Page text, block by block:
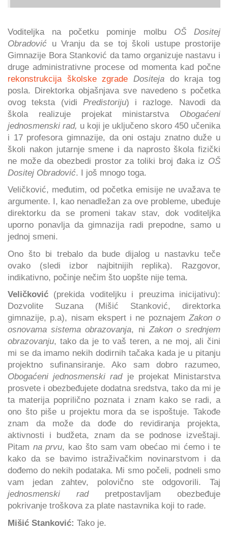
Voditeljka na početku pominje molbu OŠ Dositej
Obradović u Vranju da se toj školi ustupe prostorije
Gimnazije Bora Stanković da tamo organizuje nastavu i
druge administrativne procese od momenta kad počne
rekonstrukcija školske zgrade
Dositeja do kraja tog
posla. Direktorka objašnjava sve navedeno s početka
ovog teksta (vidi Predistoriju) i razloge. Navodi da
škola realizuje projekat ministarstva Obogaćeni
jednosmenski rad, u koji je uključeno skoro 450 učenika
i 17 profesora gimnazije, da oni ostaju znatno duže u
školi nakon jutarnje smene i da naprosto škola fizički
ne može da obezbedi prostor za toliki broj đaka iz OŠ
Dositej Obradović. I još mnogo toga.
Veličković, međutim, od početka emisije ne uvažava te
argumente. I, kao nenadležan za ove probleme, ubeđuje
direktorku da se promeni takav stav, dok voditeljka
uporno ponavlja da gimnazija radi prepodne, samo u
jednoj smeni.
Ono što bi trebalo da bude dijalog u nastavku teče
ovako (sledi izbor najbitnijih replika). Razgovor,
indikativno, počinje nečim što uopšte nije tema.
Veličković (prekida voditeljku i preuzima inicijativu):
Dozvolite Suzana (Mišić Stanković, direktorka
gimnazije, p.a), nisam ekspert i ne poznajem Zakon o
osnovama sistema obrazovanja, ni Zakon o srednjem
obrazovanju, tako da je to vaš teren, a ne moj, ali čini
mi se da imamo nekih dodirnih tačaka kada je u pitanju
projektno sufinansiranje. Ako sam dobro razumeo,
Obogaćeni jednosmenski radje projekat Ministarstva
prosvete i obezbeđujete dodatna sredstva, tako da mi je
ta materija poprilično poznata i znam kako se radi, a
ono što piše u projektu mora da se ispoštuje. Takođe
znam da može da dođe do revidiranja projekta,
aktivnosti i budžeta, znam da se podnose izveštaji.
Pitam na prvu, kao što sam vam obećao mi ćemo i te
kako da se bavimo istraživačkim novinarstvom i da
dođemo do nekih podataka. Mi smo počeli, podneli smo
vam jedan zahtev, polovično ste odgovorili. Taj
jednosmenski radpretpostavljam obezbeđuje
pokrivanje troškova za plate nastavnika koji to rade.
Mišić Stanković: Tako je.